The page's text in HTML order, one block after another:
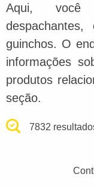
Aqui, você
despachantes,
guinchos. O
informações
produtos
seção.
7832